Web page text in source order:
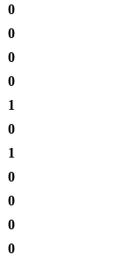
0
0
0
0
1
0
1
0
0
0
0